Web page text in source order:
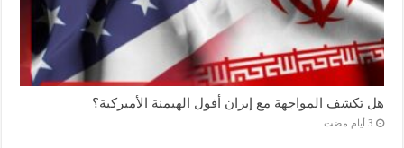
هل تكشف المواجهة مع إيران أفول الهيمنة الأميركية؟